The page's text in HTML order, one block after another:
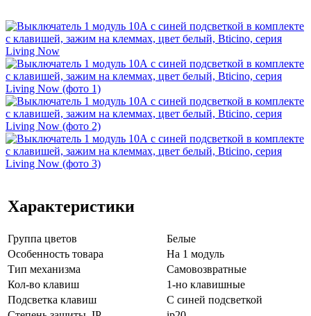
Характеристики
Группа цветов
Белые
Особенность товара
На 1 модуль
Тип механизма
Самовозвратные
Кол-во клaвиш
1-но клавишные
Подсветка клавиш
С синей подсветкой